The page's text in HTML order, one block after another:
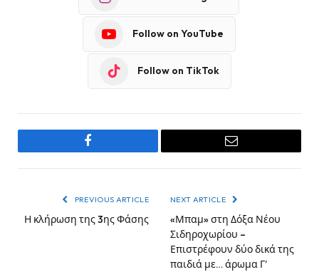
Follow on YouTube
Follow on TikTok
Facebook Email
PREVIOUS ARTICLE
Η κλήρωση της 3ης Φάσης
NEXT ARTICLE
«Μπαμ» στη Δόξα Νέου
Σιδηροχωρίου –
Επιστρέφουν δύο δικά της
παιδιά με… άρωμα Γ’